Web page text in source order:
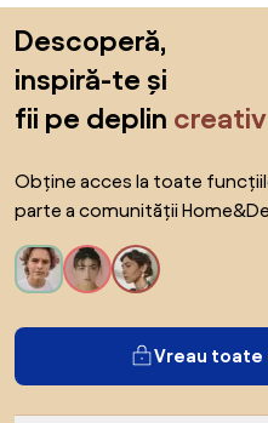
Descoperă,
inspiră-te și
fii pe deplin creativ
Obține acces la toate
parte a comunității
Vreau